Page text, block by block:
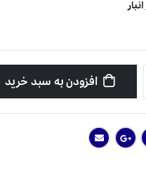
افزودن به سبد خرید